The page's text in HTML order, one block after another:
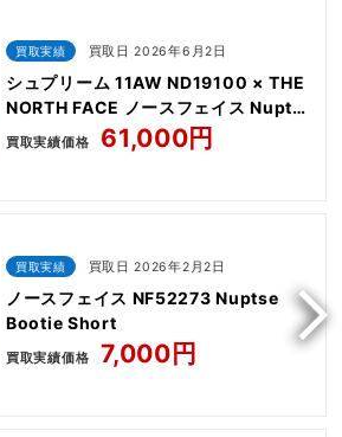
買取実績 買取日 2026年6月2日
シュプリーム 11AW ND19100 × THE
NORTH FACE ノースフェイス Nuptse
Down Jacket Leopard
買取実績価格 61,000円
買取実績 買取日 2026年2月2日
ノースフェイス NF52273 Nuptse
Bootie Short
買取実績価格 7,000円